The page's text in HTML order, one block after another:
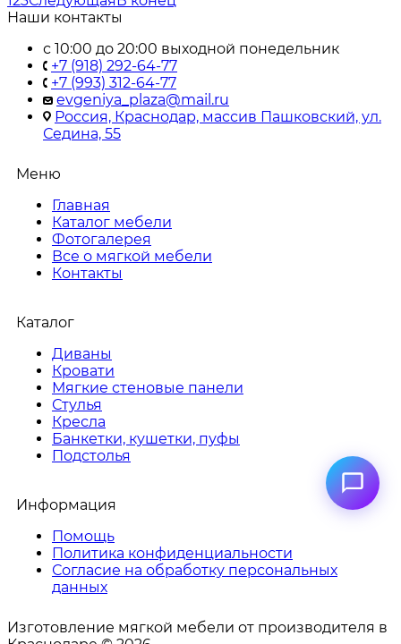
Наши контакты
с 10:00 до 20:00 выходной понедельник
+7 (918) 292-64-77
+7 (993) 312-64-77
evgeniya_plaza@mail.ru
Россия, Краснодар, массив Пашковский, ул.
Седина, 55
Меню
Главная
Каталог мебели
Фотогалерея
Все о мягкой мебели
Контакты
Каталог
Диваны
Кровати
Мягкие стеновые панели
Стулья
Кресла
Банкетки, кушетки, пуфы
Подстолья
Информация
Помощь
Политика конфиденциальности
Согласие на обработку персональных
данных
Изготовление мягкой мебели от производителя в